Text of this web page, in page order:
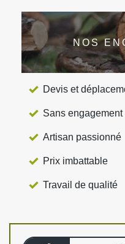
NOS
Devis et
Sans engagement
Artisan passionné
Prix imbattable
Travail de qualité